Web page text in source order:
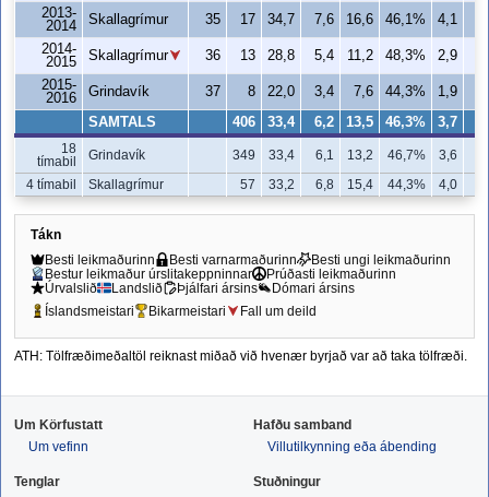
2013-
2014
Skallagrímur 35 17 34,7 7,6 16,6 46,1% 4,1
2014-
2015
Skallagrímur 36 13 28,8 5,4 11,2 48,3% 2,9
2015-
2016
Grindavík 37 8 22,0 3,4 7,6 44,3% 1,9
SAMTALS 406 33,4 6,2 13,5 46,3% 3,7
18
tímabil
Grindavík 349 33,4 6,1 13,2 46,7% 3,6
4 tímabil
Skallagrímur 57 33,2 6,8 15,4 44,3% 4,0
Tákn
Besti leikmaðurinn
Besti varnarmaðurinn
Besti ungi leikmaðurinn
Bestur leikmaður úrslitakeppninnar
Prúðasti leikmaðurinn
Úrvalslið
Landslið Þjálfari ársins
Dómari ársins
Íslandsmeistari
Bikarmeistari Fall um deild
ATH: Tölfræðimeðaltöl reiknast miðað við hvenær byrjað var að taka tölfræði.
Um Körfustatt
Um vefinn
Hafðu samband
Villutilkynning eða ábending
Tenglar
Stuðningur